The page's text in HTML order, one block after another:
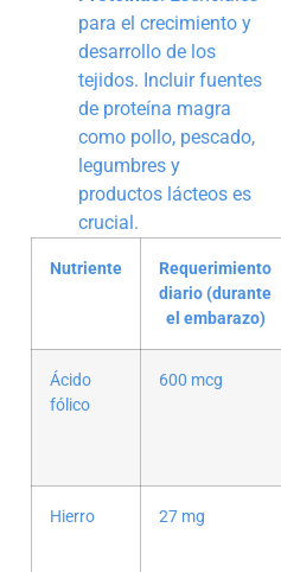
para el crecimiento y
desarrollo de los
tejidos. Incluir fuentes
de proteína magra
como pollo, pescado,
legumbres y
productos lácteos es
crucial.
Nutriente
Requerimiento
diario (durante
el embarazo)
Ácido
fólico
600 mcg
Hierro 27 mg